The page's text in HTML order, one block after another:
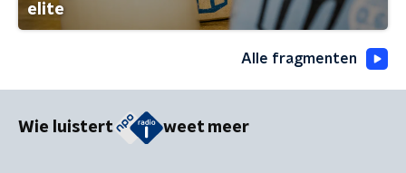
elite
Alle fragmenten
Wie luistert weet meer